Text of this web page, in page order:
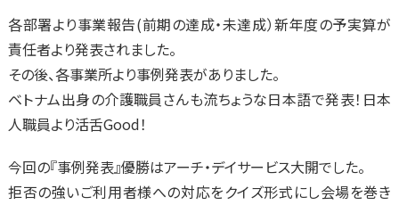
各部署より事業報告(前期の達成・未達成）新年度の予実算が
責任者より発表されました。
その後、各事業所より事例発表がありました。
ベトナム出身の介護職員さんも流ちょうな日本語で発表！日本
人職員より活舌Good！
今回の『事例発表』優勝はアーチ・デイサービス大開でした。
拒否の強いご利用者様への対応をクイズ形式にし会場を巻き